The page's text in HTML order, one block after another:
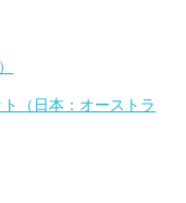
（日本：オーストラ